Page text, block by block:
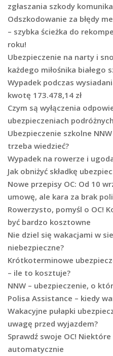
zgłaszania szkody
Odszkodowanie za błędy
– szybka ścieżka do
roku!
Ubezpieczenie na narty i
każdego miłośnika białego
Wypadek podczas
kwotę 173.478,14 zł
Czym są wyłączenia
ubezpieczeniach
Ubezpieczenie szkolne
trzeba wiedzieć?
Wypadek na rowerze i
Jak obniżyć składkę
Nowe przepisy OC: Od 10
umowę, ale kara za brak
Rowerzysto, pomyśl o OC!
być bardzo kosztowne
Nie dziel się wakacjami w
niebezpieczne?
Krótkoterminowe
– ile to kosztuje?
NNW – ubezpieczenie, o
Polisa Assistance – kiedy
Wakacyjne pułapki
uwagę przed wyjazdem?
Sprawdź swoje OC!
automatycznie